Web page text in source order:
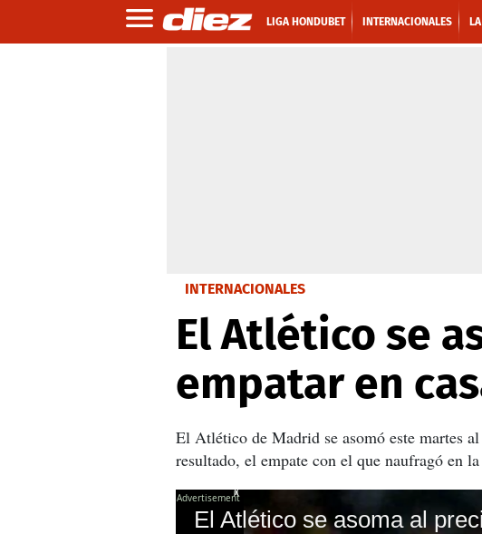
LIGA HONDUBET INTERNACIONALES
INTERNACIONALES
El Atlético se
empatar en
El Atlético de Madrid se asomó este martes
resultado, el empate con el que naufragó en
El Atlético se asoma al
X